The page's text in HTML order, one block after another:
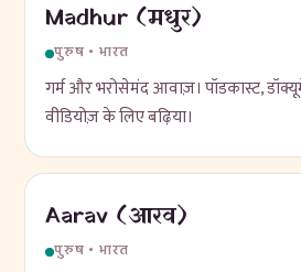
Madhur (मधुर)
पुरुष • भारत
गर्म और भरोसेमंद आवाज़। पॉडकास्ट,
वीडियोज़ के लिए बढ़िया।
Aarav (आरव)
पुरुष • भारत